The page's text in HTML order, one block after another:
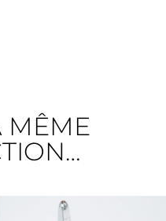
MÊME